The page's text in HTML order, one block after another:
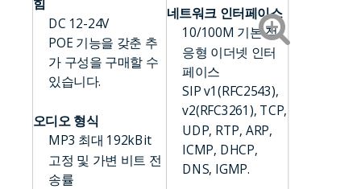
힘
DC 12-24V
POE 기능을 갖춘 추
가 구성을 구매할 수
있습니다.
오디오 형식
MP3 최대 192kBit
고정 및 가변 비트 전
송률
네트워크 인터페이스
10/100M 기본 적
응형 이더넷 인터
페이스
SIP v1(RFC2543),
v2(RFC3261), TCP,
UDP, RTP, ARP,
ICMP, DHCP,
DNS, IGMP.